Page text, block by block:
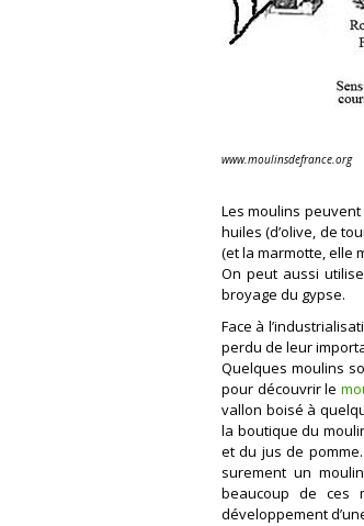
www.moulinsdefrance.org
Les moulins
huiles (d’olive, de
(et la marmotte, elle
On peut aussi
broyage du gypse.
Face à
perdu de leur
Quelques moulins
pour découvrir le
vallon boisé à
la boutique du
et du jus de
surement un
beaucoup de ces
développement